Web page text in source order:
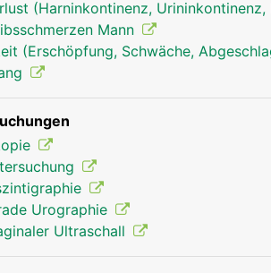
(Harninkontinenz, Urininkontinenz,
Mann
(Erschöpfung, Schwäche,
Urographie
Ultraschall